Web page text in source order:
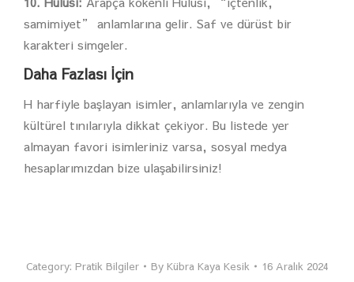
samimiyet” anlamlarına gelir. Saf ve dürüst bir
karakteri simgeler.
Daha Fazlası İçin
H harfiyle başlayan isimler, anlamlarıyla ve zengin
kültürel tınılarıyla dikkat çekiyor. Bu listede yer
almayan favori isimleriniz varsa, sosyal medya
hesaplarımızdan bize ulaşabilirsiniz!
Category: Pratik Bilgiler By Kübra Kaya Kesik
16 Aralık 2024